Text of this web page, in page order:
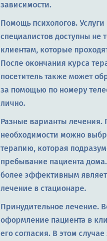
зависимости.
Помощь психологов. Услуги
специалистов доступны не
клиентам, которые
После окончания курса
посетитель также может
за помощью по номеру
лично.
Разные варианты лечения.
необходимости можно
терапию, которая
пребывание пациента
более эффективным
лечение в стационаре.
Принудительное лечение.
оформление пациента в
его согласия. В этом случае